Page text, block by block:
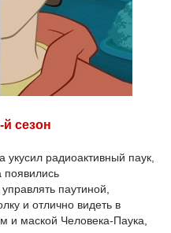
сезон
радиоактивный паук,
появились
паутиной,
и отлично видеть в
и маской Человека-Паука,